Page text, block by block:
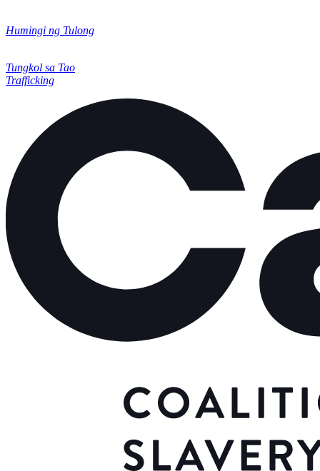
Humingi ng Tulong
Tungkol sa Tao
Trafficking